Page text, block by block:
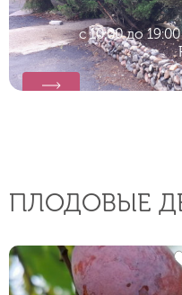
с 10:00 до
ПЛОДОВЫЕ